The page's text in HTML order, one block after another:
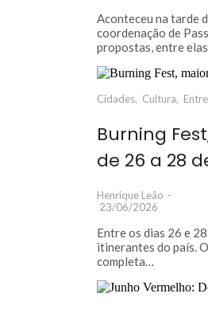
Aconteceu na tarde
coordenação de
propostas, entre
Cidades, Cultura,
Burning
de 26 a 28
Henrique Leão -
23/06/2026
Entre os dias 26 e
itinerantes do país.
completa…